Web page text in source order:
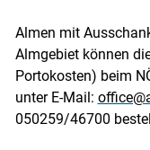
Almen mit
Almgebiet können
Portokosten) beim
unter E-Mail:
050259/46700